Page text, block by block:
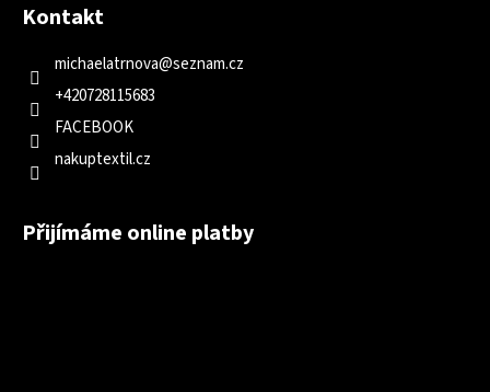
Kontakt
michaelatrnova@seznam.cz
+420728115683
FACEBOOK
nakuptextil.cz
Přijímáme online platby